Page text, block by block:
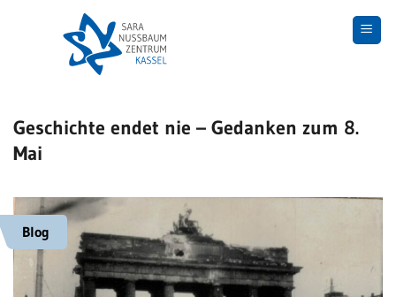
Geschichte endet nie – Gedanken zum 8.
Mai
Blog